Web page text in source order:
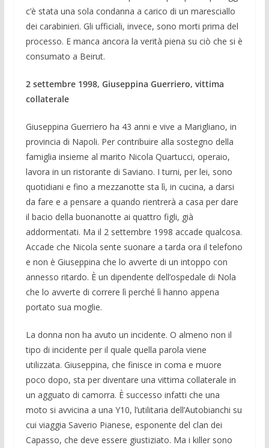
c’è stata una sola condanna a carico di un maresciallo
dei carabinieri. Gli ufficiali, invece, sono morti prima del
processo. E manca ancora la verità piena su ciò che si è
consumato a Beirut.
2 settembre 1998, Giuseppina Guerriero, vittima
collaterale
Giuseppina Guerriero ha 43 anni e vive a Marigliano, in
provincia di Napoli. Per contribuire alla sostegno della
famiglia insieme al marito Nicola Quartucci, operaio,
lavora in un ristorante di Saviano. I turni, per lei, sono
quotidiani e fino a mezzanotte sta lì, in cucina, a darsi
da fare e a pensare a quando rientrerà a casa per dare
il bacio della buonanotte ai quattro figli, già
addormentati. Ma il 2 settembre 1998 accade qualcosa.
Accade che Nicola sente suonare a tarda ora il telefono
e non è Giuseppina che lo avverte di un intoppo con
annesso ritardo. È un dipendente dell’ospedale di Nola
che lo avverte di correre lì perché lì hanno appena
portato sua moglie.
La donna non ha avuto un incidente. O almeno non il
tipo di incidente per il quale quella parola viene
utilizzata. Giuseppina, che finisce in coma e muore
poco dopo, sta per diventare una vittima collaterale in
un agguato di camorra. È successo infatti che una
moto si avvicina a una Y10, l’utilitaria dell’Autobianchi su
cui viaggia Saverio Pianese, esponente del clan dei
Capasso, che deve essere giustiziato. Ma i killer sono